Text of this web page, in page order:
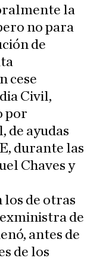
la
no para
de
cese
Civil,
por
de ayudas
durante las
Chaves y
los de otras
de
antes de
de los